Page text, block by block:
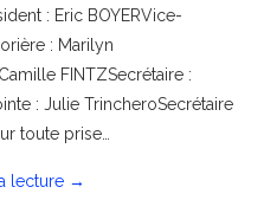
: Eric BOYERVice-
: Marilyn
FINTZSecrétaire :
: Julie TrincheroSecrétaire
toute prise…
lecture →